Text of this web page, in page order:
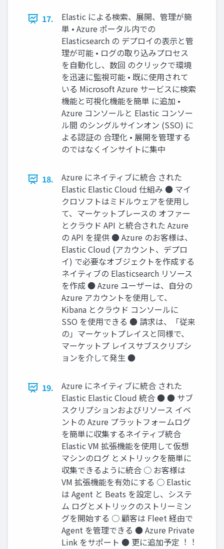
17.
Elastic による検索、展開、管理が簡
単 • Azure ポータル内での
Elasticsearch の デプロイの表⽰と管
理が可能 • ログの取り込みプロセス
を⾃動化し、数回 のクリックで環境
を迅速に監視可能 • 既に使⽤されて
いる Microsoft Azure サービスに検索
機能と可視化機能を簡単 に追加 •
Azure コンソールと Elastic コンソー
ル間 のシングルサインオン (SSO) に
よる認証の 合理化 • 展開を管理する
のではなくインサイトに集中
18.
Azure にネイティブに統合 された
Elastic Elastic Cloud 仕組み ● マイ
クロソフトはミドルウェアを使⽤し
て、マーケットプレースの オファー
とクラウド API と統合された Azure
の API を提供 ● Azure のお客様は、
Elastic Cloud (アカウント、デプロ
イ) で必要なオブジェクトを作成する
ネイティブの Elasticsearch リソース
を作成 ● Azure ユーザーは、⾃分の
Azure アカウントを使⽤して、
Kibana とクラウド コンソールに
SSO を使⽤できる ● 請求は、「従来
の」マーケットプレイスと同様で、
マーケットプ レイスサブスクリプシ
ョンを介して発⽣ ●
19.
Azure にネイティブに統合 された
Elastic Elastic Cloud 統合 ● ● サブ
スクリプションおよびリソース イベ
ントの Azure プラットフォームログ
を簡単に収集するネイティブ統合
Elastic VM 拡張機能を使⽤して仮想
マシンのログ とメトリックを簡単に
収集できるように統合 ○ お客様は
VM 拡張機能を有効にする ○ Elastic
は Agent と Beats を設定し、システ
ム ログとメトリックのストリーミン
グを開始する ○ 顧客は Fleet 経由で
Agent を管理できる ● Azure Private
Link をサポート ● 更に追加予定︕︕